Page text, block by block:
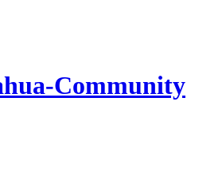
Community